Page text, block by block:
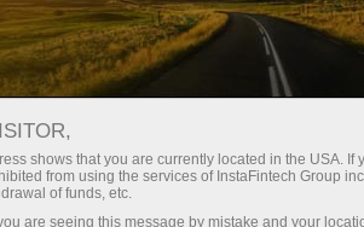
JPY,
shows that you are currently located in the USA. If
from using the services of InstaFintech Group
of funds, etc.
are seeing this message by mistake and your